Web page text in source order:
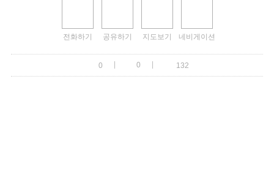
전화하기 공유하기 지도보기 네비게이션
0 0 132